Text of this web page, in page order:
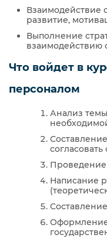
Взаимодействие
развитие,
Выполнение
взаимодействию
Что войдет в
персоналом
Анализ
Написание